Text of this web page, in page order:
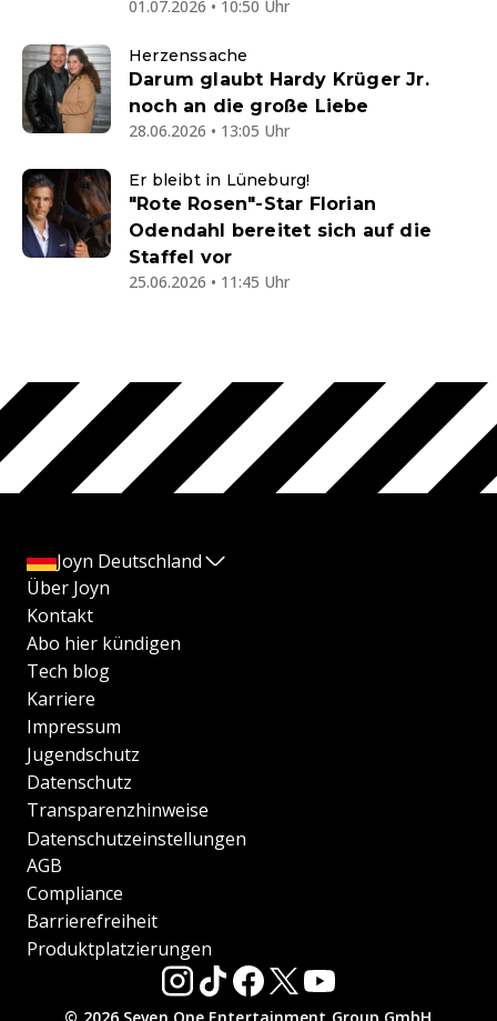
01.07.2026 • 10:50 Uhr
Herzenssache
Darum glaubt Hardy Krüger Jr.
noch an die große Liebe
28.06.2026 • 13:05 Uhr
Er bleibt in Lüneburg!
"Rote Rosen"-Star Florian
Odendahl bereitet sich auf die
Staffel vor
25.06.2026 • 11:45 Uhr
Joyn Deutschland
Über Joyn
Kontakt
Abo hier kündigen
Tech blog
Karriere
Impressum
Jugendschutz
Datenschutz
Transparenzhinweise
Datenschutzeinstellungen
AGB
Compliance
Barrierefreiheit
Produktplatzierungen